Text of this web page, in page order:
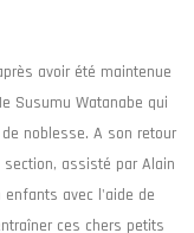
avoir été maintenue
Susumu Watanabe qui
noblesse. A son retour
assisté par Alain
enfants avec l'aide de
ces chers petits